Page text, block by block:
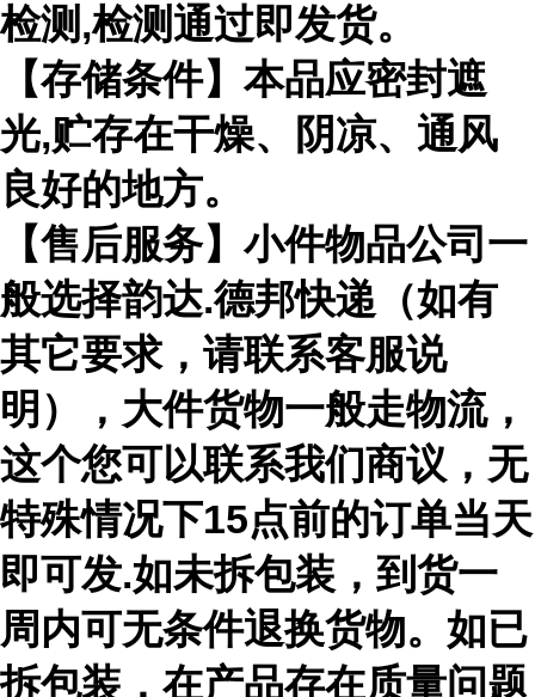
检测,检测通过即发货。
【存储条件】本品应密封遮
光,贮存在干燥、阴凉、通风
良好的地方。
【售后服务】小件物品公司一
般选择韵达.德邦快递（如有
其它要求，请联系客服说
明），大件货物一般走物流，
这个您可以联系我们商议，无
特殊情况下15点前的订单当天
即可发.如未拆包装，到货一
周内可无条件退换货物。如已
拆包装，在产品存在质量问题